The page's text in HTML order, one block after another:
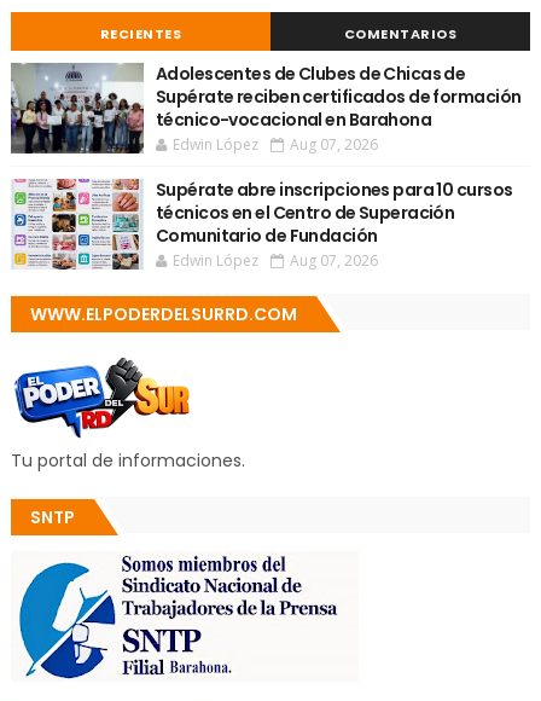
RECIENTES COMENTARIOS
Adolescentes de Clubes de Chicas de
Supérate reciben certificados de formación
técnico-vocacional en Barahona
Edwin López Aug 07, 2026
Supérate abre inscripciones para 10 cursos
técnicos en el Centro de Superación
Comunitario de Fundación
Edwin López Aug 07, 2026
WWW.ELPODERDELSURRD.COM
Tu portal de informaciones.
SNTP